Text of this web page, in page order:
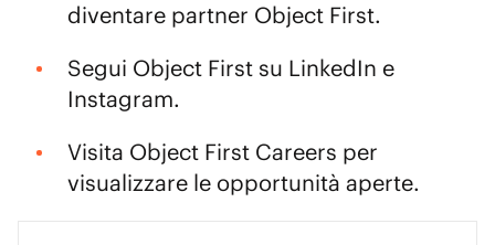
diventare partner Object First.
Segui Object First su LinkedIn e
Instagram.
Visita Object First Careers per
visualizzare le opportunità aperte.